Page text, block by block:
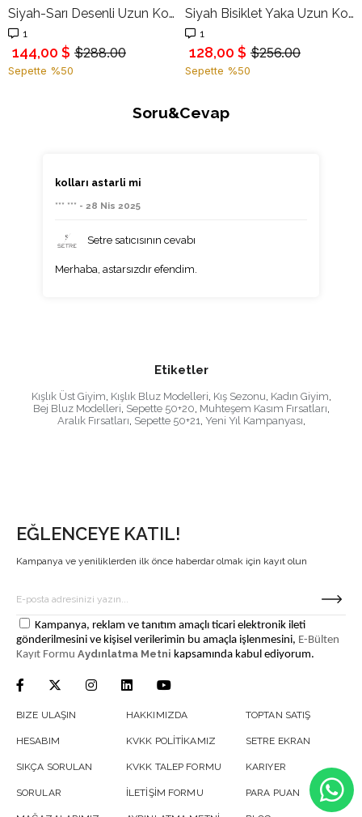
Siyah-Sarı Desenli Uzun Kollu Bluz
1
$288.00
144,00 $
Sepette %50
Siyah Bisiklet Yaka Uzun Kollu Bluz
1
$256.00
128,00 $
Sepette %50
Soru&Cevap
kolları astarli mi
*** *** - 28 Nis 2025
Setre satıcısının cevabı
Merhaba, astarsızdır efendim.
Etiketler
Kışlık Üst Giyim, Kışlık Bluz Modelleri, Kış Sezonu, Kadın Giyim,
Bej Bluz Modelleri, Sepette 50+20, Muhteşem Kasım Fırsatları,
Aralık Fırsatları, Sepette 50+21, Yeni Yıl Kampanyası,
EĞLENCEYE KATIL!
Kampanya ve yeniliklerden ilk önce haberdar olmak için kayıt olun
Kampanya, reklam ve tanıtım amaçlı ticari elektronik ileti
gönderilmesini ve kişisel verilerimin bu amaçla işlenmesini, E-Bülten
Kayıt Formu Aydınlatma Metni kapsamında kabul ediyorum.
BIZE ULAŞIN
HESABIM
SIKÇA SORULAN
SORULAR
HAKKIMIZDA
KVKK POLİTİKAMIZ
KVKK TALEP FORMU
İLETİŞİM FORMU
TOPTAN SATIŞ
SETRE EKRAN
KARIYER
PARA PUAN